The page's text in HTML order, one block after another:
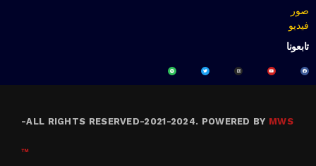
صور
فيديو
تابعونا
ALL RIGHTS RESERVED-2021-2024. POWERED BY MWS
-
™